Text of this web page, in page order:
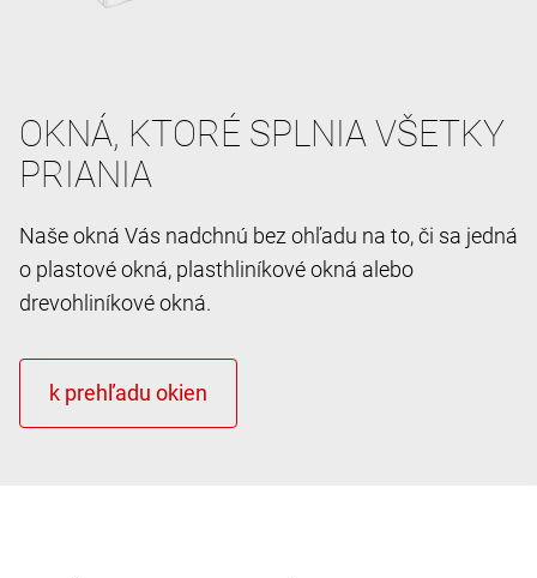
OKNÁ, KTORÉ SPLNIA VŠETKY
PRIANIA
Naše okná Vás nadchnú bez ohľadu na to, či sa jedná
o plastové okná, plasthliníkové okná alebo
drevohliníkové okná.